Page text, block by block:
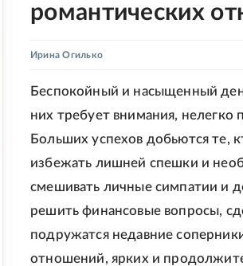
романтических
Ирина Огилько
Беспокойный и насыщенный
них требует внимания, нелегко
Больших успехов добьются те,
избежать лишней спешки и
смешивать личные симпатии и
решить финансовые вопросы,
подружатся недавние
отношений, ярких и